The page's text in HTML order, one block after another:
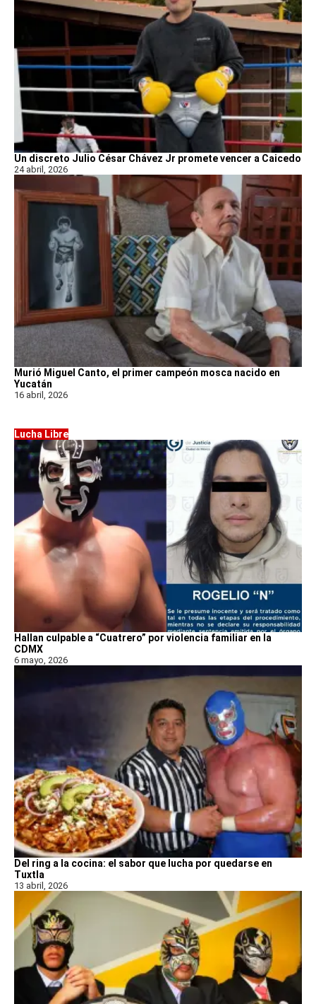
Un discreto Julio César Chávez Jr promete vencer a Caicedo
24 abril, 2026
Murió Miguel Canto, el primer campeón mosca nacido en
Yucatán
16 abril, 2026
Lucha Libre
Hallan culpable a “Cuatrero” por violencia familiar en la
CDMX
6 mayo, 2026
Del ring a la cocina: el sabor que lucha por quedarse en
Tuxtla
13 abril, 2026